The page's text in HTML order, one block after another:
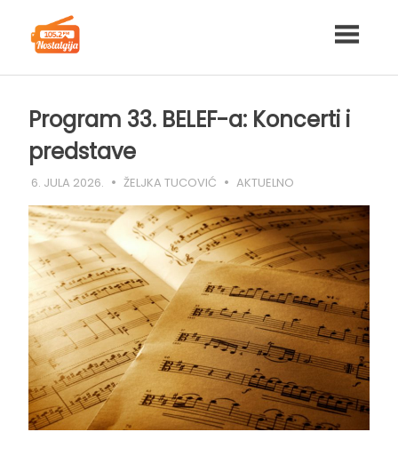
content
Program 33. BELEF-a: Koncerti i
predstave
6. JULA 2026. ŽELJKA TUCOVIĆ AKTUELNO